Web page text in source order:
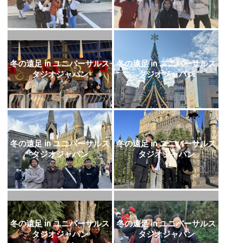
冬の遠足 in ユニバーサルス
タジオジャパン
冬の遠足 in ユニバーサルス
タジオジャパン
冬の遠足 in ユニバーサルス
タジオジャパン
冬の遠足 in ユニバーサルス
タジオジャパン
冬の遠足 in ユニバーサルス
タジオジャパン
冬の遠足 in ユニバーサルス
タジオジャパン